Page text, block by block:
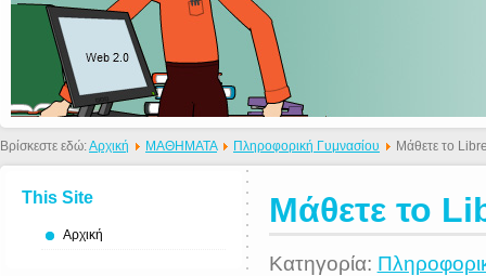
Βρίσκεστε εδώ:Αρχική ΜΑΘΗΜΑΤΑ Πληροφορική Γυμνασίου Μάθετε το
This Site
Αρχική
Μάθετε το
Κατηγορία: